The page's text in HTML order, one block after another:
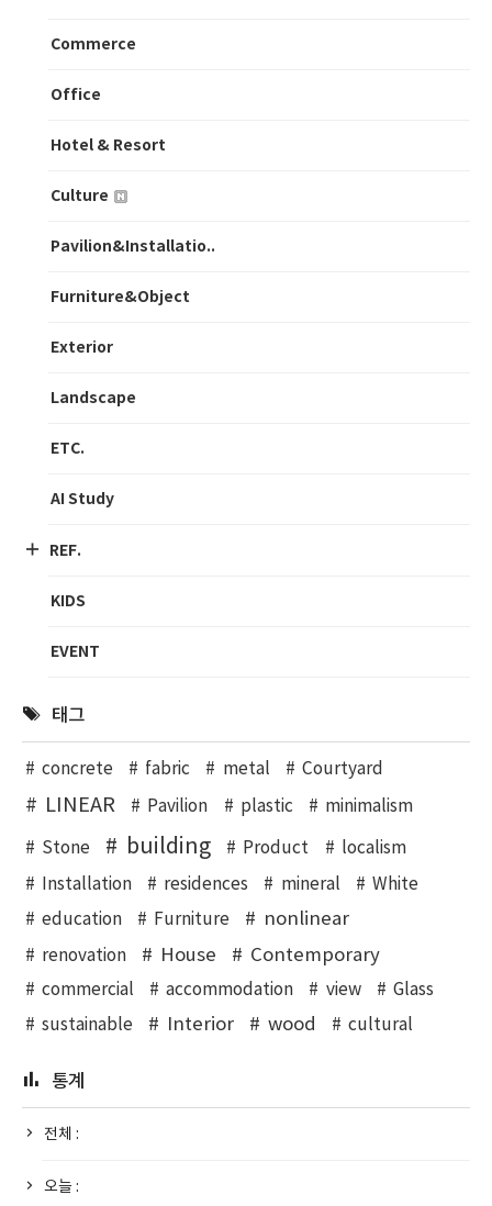
Commerce
Office
Hotel & Resort
Culture
Pavilion&Installatio..
Furniture&Object
Exterior
Landscape
ETC.
AI Study
REF.
KIDS
EVENT
태그
concrete fabric metal Courtyard
LINEAR Pavilion plastic minimalism
Stone building Product
localism
Installation
residences mineral
White
education
Furniture nonlinear
renovation House Contemporary
commercial accommodation view
Glass
sustainable
Interior wood cultural
통계
전체 :
오늘 :